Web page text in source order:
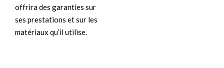
offrira des garanties sur
ses prestations et sur les
matériaux qu’il utilise.